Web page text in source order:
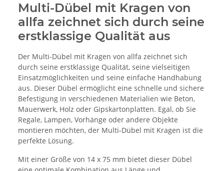
Multi-Dübel mit Kragen von
allfa zeichnet sich durch seine
erstklassige Qualität aus
Der Multi-Dübel mit Kragen von allfa zeichnet sich
durch seine erstklassige Qualität, seine vielseitigen
Einsatzmöglichkeiten und seine einfache Handhabung
aus. Dieser Dübel ermöglicht eine schnelle und sichere
Befestigung in verschiedenen Materialien wie Beton,
Mauerwerk, Holz oder Gipskartonplatten. Egal, ob Sie
Regale, Lampen, Vorhänge oder andere Objekte
montieren möchten, der Multi-Dübel mit Kragen ist die
perfekte Lösung.
Mit einer Größe von 14 x 75 mm bietet dieser Dübel